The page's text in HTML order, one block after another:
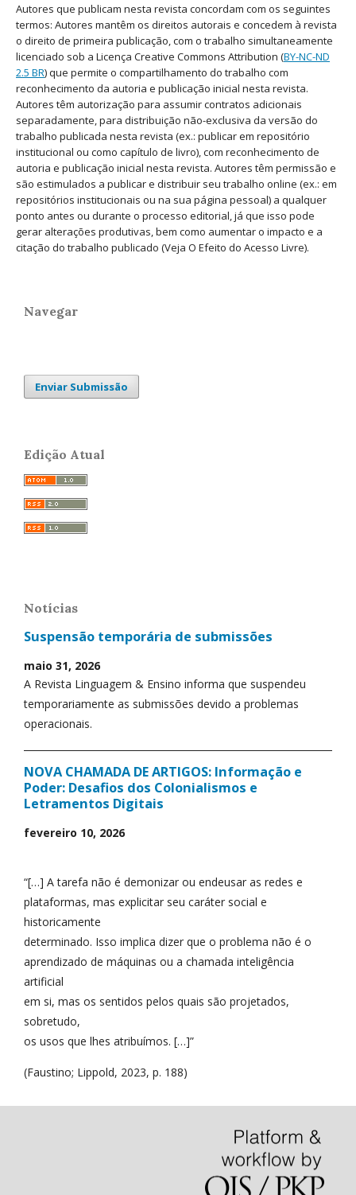
Autores que publicam nesta revista concordam com os seguintes
termos: Autores mantêm os direitos autorais e concedem à revista
o direito de primeira publicação, com o trabalho simultaneamente
licenciado sob a Licença Creative Commons Attribution (BY-NC-ND
2.5 BR) que permite o compartilhamento do trabalho com
reconhecimento da autoria e publicação inicial nesta revista.
Autores têm autorização para assumir contratos adicionais
separadamente, para distribuição não-exclusiva da versão do
trabalho publicada nesta revista (ex.: publicar em repositório
institucional ou como capítulo de livro), com reconhecimento de
autoria e publicação inicial nesta revista. Autores têm permissão e
são estimulados a publicar e distribuir seu trabalho online (ex.: em
repositórios institucionais ou na sua página pessoal) a qualquer
ponto antes ou durante o processo editorial, já que isso pode
gerar alterações produtivas, bem como aumentar o impacto e a
citação do trabalho publicado (Veja O Efeito do Acesso Livre).
Navegar
Enviar Submissão
Edição Atual
Notícias
Suspensão temporária de submissões
maio 31, 2026
A Revista Linguagem & Ensino informa que suspendeu
temporariamente as submissões devido a problemas
operacionais.
NOVA CHAMADA DE ARTIGOS: Informação e
Poder: Desafios dos Colonialismos e
Letramentos Digitais
fevereiro 10, 2026
“[…] A tarefa não é demonizar ou endeusar as redes e
plataformas, mas explicitar seu caráter social e
historicamente
determinado. Isso implica dizer que o problema não é o
aprendizado de máquinas ou a chamada inteligência
artificial
em si, mas os sentidos pelos quais são projetados,
sobretudo,
os usos que lhes atribuímos. […]”
(Faustino; Lippold, 2023, p. 188)